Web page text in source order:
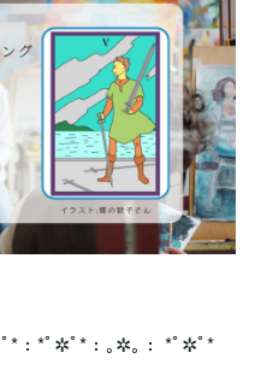
：*ﾟ✲ﾟ*：｡✲｡： *ﾟ✲ﾟ*